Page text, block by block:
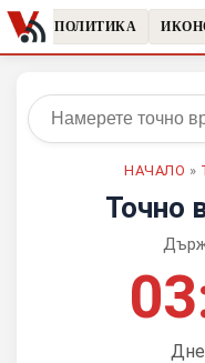
ПОЛИТИКА
НАЧАЛО »
Точно